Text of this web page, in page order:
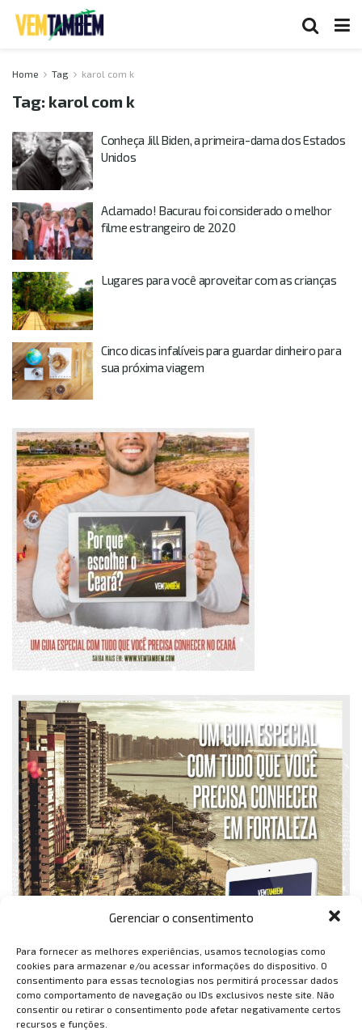
Gerenciar o consentimento
Para fornecer as melhores experiências, usamos tecnologias como
cookies para armazenar e/ou acessar informações do dispositivo. O
consentimento para essas tecnologias nos permitirá processar dados
como comportamento de navegação ou IDs exclusivos neste site. Não
consentir ou retirar o consentimento pode afetar negativamente certos
recursos e funções.
Home Tag karol com k
Tag: karol com k
Conheça Jill Biden, a primeira-dama dos Estados
Unidos
Aclamado! Bacurau foi considerado o melhor
filme estrangeiro de 2020
Lugares para você aproveitar com as crianças
Cinco dicas infalíveis para guardar dinheiro para
sua próxima viagem